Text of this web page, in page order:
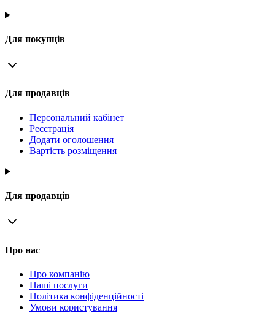
Для покупців
Для продавців
Персональний кабінет
Реєстрація
Додати оголошення
Вартість розміщення
Для продавців
Про нас
Про компанію
Наші послуги
Політика конфіденційності
Умови користування